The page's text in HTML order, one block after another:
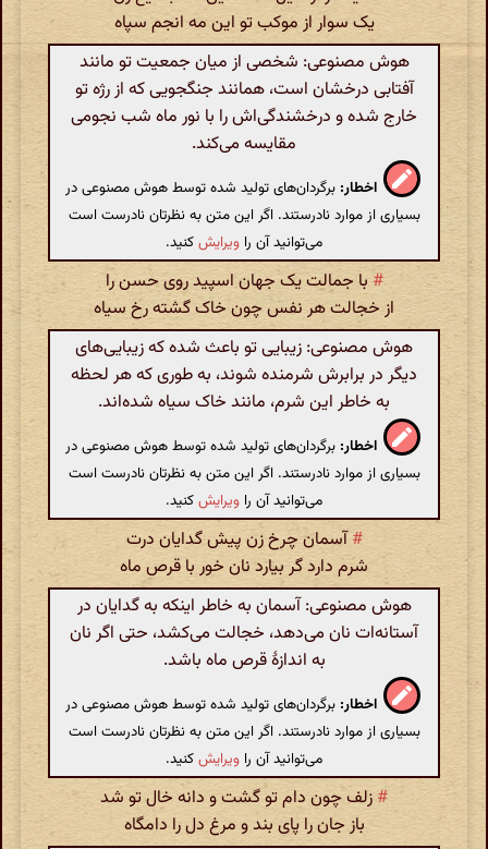
یک سوار از موکب تو این مه انجم سپاه
هوش مصنوعی: شخصی از میان جمعیت تو مانند
آفتابی درخشان است، همانند جنگجویی که از رژه تو
خارج شده و درخشندگی‌اش را با نور ماه شب نجومی
مقایسه می‌کند.
اخطار: برگردان‌های تولید شده توسط هوش مصنوعی در
بسیاری از موارد نادرستند. اگر این متن به نظرتان نادرست است
می‌توانید آن را ویرایشکنید.
# با جمالت یک جهان اسپید روی حسن را
از خجالت هر نفس چون خاک گشته رخ سیاه
هوش مصنوعی: زیبایی تو باعث شده که زیبایی‌های
دیگر در برابرش شرمنده شوند، به طوری که هر لحظه
به خاطر این شرم، مانند خاک سیاه شده‌اند.
اخطار: برگردان‌های تولید شده توسط هوش مصنوعی در
بسیاری از موارد نادرستند. اگر این متن به نظرتان نادرست است
می‌توانید آن را ویرایشکنید.
#آسمان چرخ زن پیش گدایان درت
شرم دارد گر بیارد نان خور با قرص ماه
هوش مصنوعی: آسمان به خاطر اینکه به گدایان در
آستانه‌ات نان می‌دهد، خجالت می‌کشد، حتی اگر نان
به اندازهٔ قرص ماه باشد.
اخطار: برگردان‌های تولید شده توسط هوش مصنوعی در
بسیاری از موارد نادرستند. اگر این متن به نظرتان نادرست است
می‌توانید آن را ویرایشکنید.
# زلف چون دام تو گشت و دانه خال تو شد
باز جان را پای بند و مرغ دل را دامگاه